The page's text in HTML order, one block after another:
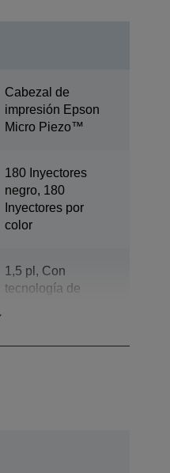
Cabezal de
impresión Epson
Micro Piezo™
180 Inyectores
negro, 180
Inyectores por
color
1,5 pl, Con
tecnología de